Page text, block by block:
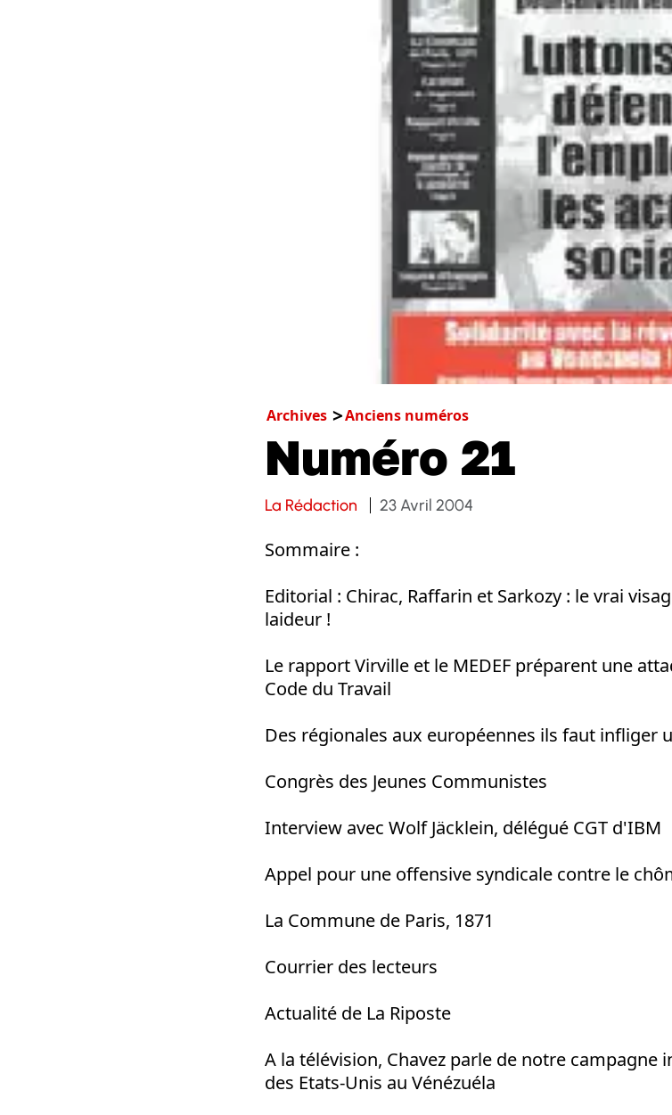
Archives Anciens numéros
Numéro 21
La Rédaction 23 Avril 2004
Sommaire :
Editorial : Chirac, Raffarin et Sarkozy : le vrai
laideur !
Le rapport Virville et le MEDEF préparent une
Code du Travail
Des régionales aux européennes ils faut infliger
Congrès des Jeunes Communistes
Interview avec Wolf Jäcklein, délégué CGT d'IBM
Appel pour une offensive syndicale contre le
La Commune de Paris, 1871
Courrier des lecteurs
Actualité de La Riposte
A la télévision, Chavez parle de notre
des Etats-Unis au Vénézuéla